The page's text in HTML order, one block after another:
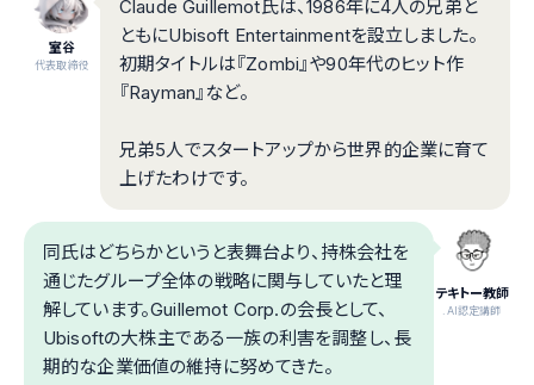
室谷
代表取締役
Claude Guillemot氏は、1986年に4人の兄弟と
ともにUbisoft Entertainmentを設立しました。
初期タイトルは『Zombi』や90年代のヒット作
『Rayman』など。
兄弟5人でスタートアップから世界的企業に育て
上げたわけです。
テキトー教師
.AI認定講師
同氏はどちらかというと表舞台より、持株会社を
通じたグループ全体の戦略に関与していたと理
解しています。Guillemot Corp.の会長として、
Ubisoftの大株主である一族の利害を調整し、長
期的な企業価値の維持に努めてきた。